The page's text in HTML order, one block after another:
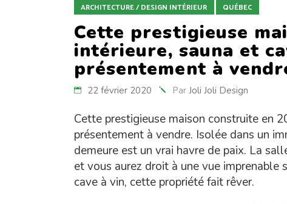
ARCHITECTURE / DESIGN INTÉRIEUR QUÉBEC
Cette prestigieuse
intérieure, sauna et
présentement à
22 février 2020 Par Joli Joli Design
Cette prestigieuse maison construite en
présentement à vendre. Isolée dans un
demeure est un vrai havre de paix. La
et vous aurez droit à une vue imprenable
cave à vin, cette propriété fait rêver.